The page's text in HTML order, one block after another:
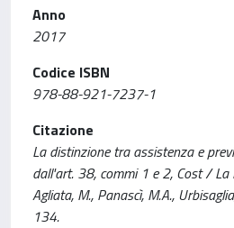
Anno
2017
Codice ISBN
978-88-921-7237-1
Citazione
La distinzione tra assistenza e
dall'art. 38, commi 1 e 2, Cost / La
Agliata, M., Panascì, M.A.,
134.